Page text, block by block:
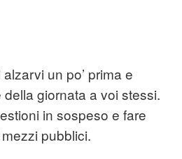
un po’ prima e
giornata a voi stessi.
in sospeso e fare
pubblici.